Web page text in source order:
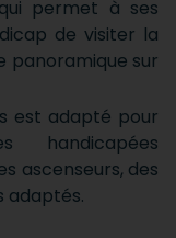
permet à ses
de visiter la
panoramique sur
est adapté pour
handicapées
ascenseurs, des
adaptés.